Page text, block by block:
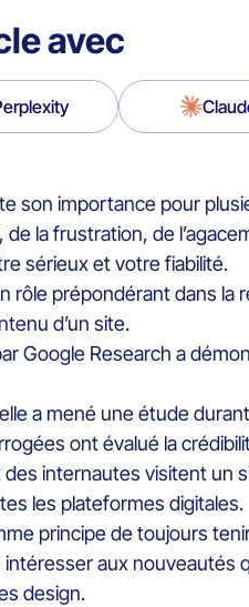
avec
son importance pour
la frustration, de
sérieux et votre fiabilité.
rôle prépondérant dans
d’un site.
Google Research a
a mené une étude
ont évalué la
internautes visitent un
les plateformes digitales.
principe de toujours
aux nouveautés
design.